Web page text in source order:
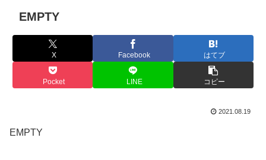
EMPTY
X Facebook はてブ
Pocket LINE コピー
2021.08.19
EMPTY